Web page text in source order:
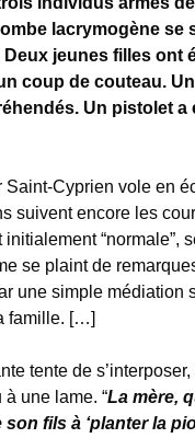
lacrymogène
Deux jeunes filles ont
coup de couteau.
Un pistolet a
Saint-Cyprien vole en
suivent encore les
initialement
se plaint de
une simple
famille. […]
tente de
une lame. “La mère,
fils à ‘planter la